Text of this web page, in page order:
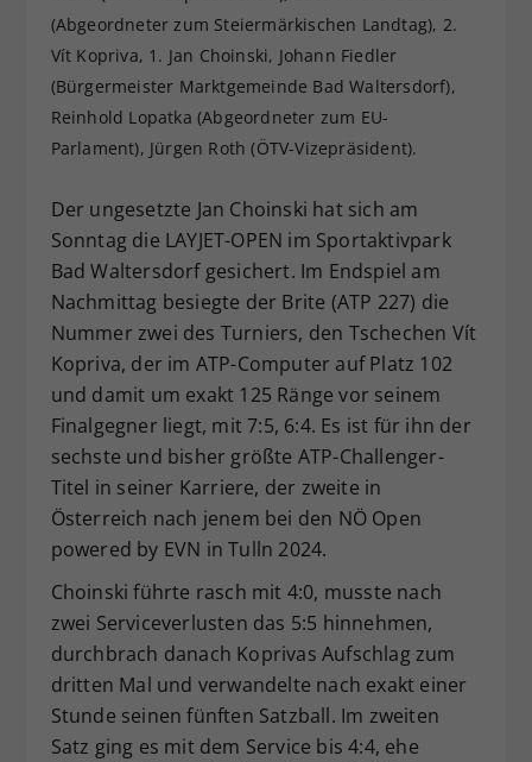
(Abgeordneter zum Steiermärkischen Landtag), 2.
Vít Kopriva, 1. Jan Choinski, Johann Fiedler
(Bürgermeister Marktgemeinde Bad Waltersdorf),
Reinhold Lopatka (Abgeordneter zum EU-
Parlament), Jürgen Roth (ÖTV-Vizepräsident).
Der ungesetzte Jan Choinski hat sich am
Sonntag die LAYJET-OPEN im Sportaktivpark
Bad Waltersdorf gesichert. Im Endspiel am
Nachmittag besiegte der Brite (ATP 227) die
Nummer zwei des Turniers, den Tschechen Vít
Kopriva, der im ATP-Computer auf Platz 102
und damit um exakt 125 Ränge vor seinem
Finalgegner liegt, mit 7:5, 6:4. Es ist für ihn der
sechste und bisher größte ATP-Challenger-
Titel in seiner Karriere, der zweite in
Österreich nach jenem bei den NÖ Open
powered by EVN in Tulln 2024.
Choinski führte rasch mit 4:0, musste nach
zwei Serviceverlusten das 5:5 hinnehmen,
durchbrach danach Koprivas Aufschlag zum
dritten Mal und verwandelte nach exakt einer
Stunde seinen fünften Satzball. Im zweiten
Satz ging es mit dem Service bis 4:4, ehe
Zweck
Dieser Wert speichert Ihre Consent-
Einstellungen. Unter anderem eine
zufällig generierte ID, für die
historische Speicherung Ihrer
vorgenommen Einstellungen, falls der
Webseiten-Betreiber dies eingestellt